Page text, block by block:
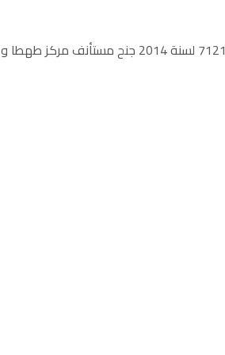
7121 لسنة 2014 جنح مستأنف مركز طهطا والمستأنفة لجلسة 21 / 7 / 2014